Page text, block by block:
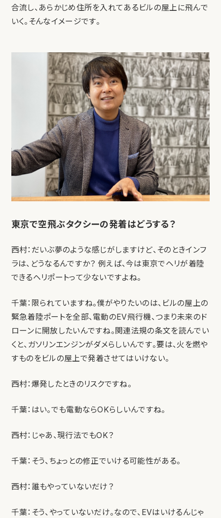
合流し、あらかじめ住所を入れてあるビルの屋上に飛んで
いく。そんなイメージです。
東京で空飛ぶタクシーの発着はどうする？
西村：だいぶ夢のような感じがしますけど、そのときインフ
ラは、どうなるんですか？ 例えば、今は東京でヘリが着陸
できるヘリポートって少ないですよね。
千葉：限られていますね。僕がやりたいのは、ビルの屋上の
緊急着陸ポートを全部、電動のEV飛行機、つまり未来のド
ローンに開放したいんですね。関連法規の条文を読んでい
くと、ガソリンエンジンがダメらしいんです。要は、火を燃や
すものをビルの屋上で発着させてはいけない。
西村：爆発したときのリスクですね。
千葉：はい。でも電動ならOKらしいんですね。
西村：じゃあ、現行法でもOK？
千葉：そう、ちょっとの修正でいける可能性がある。
西村：誰もやっていないだけ？
千葉：そう、やっていないだけ。なので、EVはいけるんじゃ